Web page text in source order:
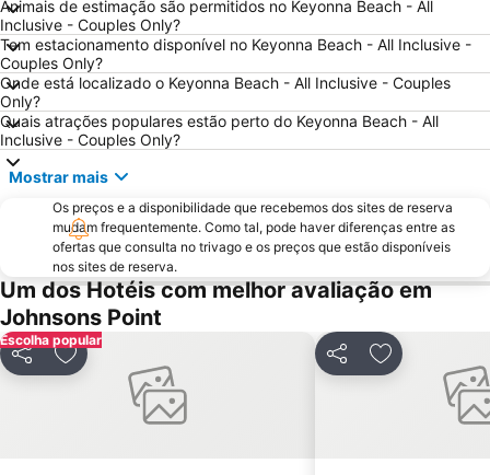
Animais de estimação são permitidos no Keyonna Beach - All
Inclusive - Couples Only?
Tem estacionamento disponível no Keyonna Beach - All Inclusive -
Couples Only?
Onde está localizado o Keyonna Beach - All Inclusive - Couples
Only?
Quais atrações populares estão perto do Keyonna Beach - All
Inclusive - Couples Only?
Mostrar mais
Os preços e a disponibilidade que recebemos dos sites de reserva
mudam frequentemente. Como tal, pode haver diferenças entre as
ofertas que consulta no trivago e os preços que estão disponíveis
nos sites de reserva.
Um dos Hotéis com melhor avaliação em
Johnsons Point
Escolha popular
PartilharAdicionar aos favoritos PartilharAdicionar